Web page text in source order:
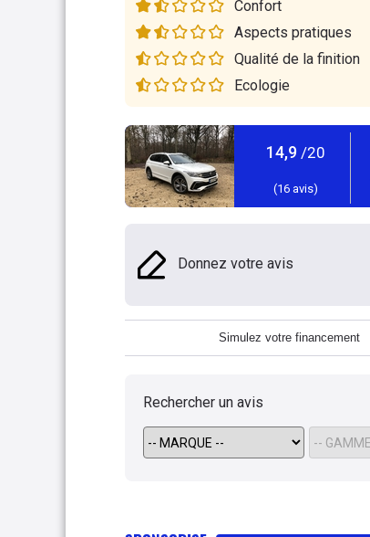
Confort
Aspects pratiques
Qualité de la finition
Ecologie
14,9 /20
(16 avis)
Donnez votre avis
Simulez votre financement
Rechercher un avis